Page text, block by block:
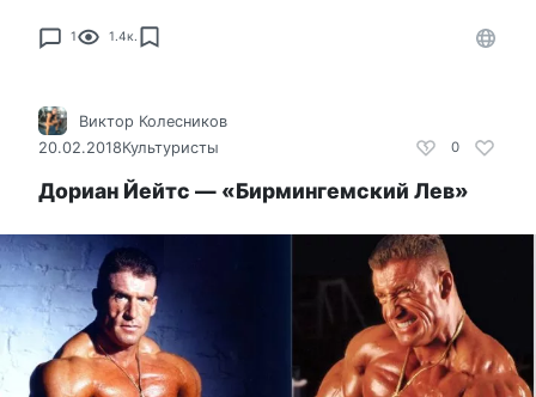
1 1.4к.
0
Виктор Колесников
20.02.2018Культуристы
Дориан Йейтс — «Бирмингемский Лев»